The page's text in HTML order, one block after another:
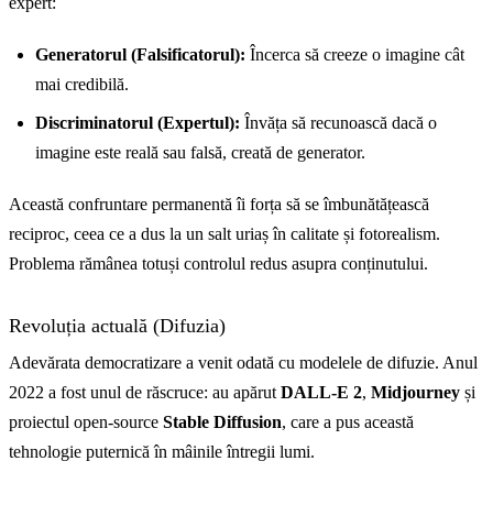
Generatorul (Falsificatorul): Încerca să creeze o imagine cât
mai credibilă.
Discriminatorul (Expertul): Învăța să recunoască dacă o
imagine este reală sau falsă, creată de generator.
Această confruntare permanentă îi forța să se îmbunătățească
reciproc, ceea ce a dus la un salt uriaș în calitate și fotorealism.
Problema rămânea totuși controlul redus asupra conținutului.
Revoluția actuală (Difuzia)
Adevărata democratizare a venit odată cu modelele de difuzie. Anul
2022 a fost unul de răscruce: au apărut DALL-E 2, Midjourney și
proiectul open-source Stable Diffusion, care a pus această
tehnologie puternică în mâinile întregii lumi.